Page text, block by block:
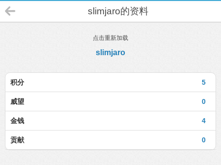
slimjaro的资料
点击重新加载
slimjaro
5
积分
0
威望
4
金钱
0
贡献